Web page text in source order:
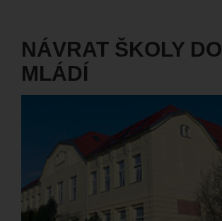
NÁVRAT ŠKOLY
MLÁDÍ